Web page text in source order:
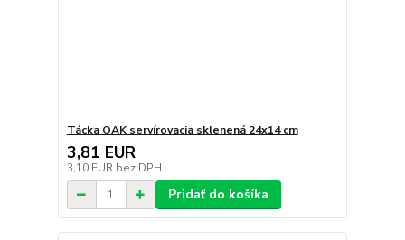
Tácka OAK servírovacia sklenená 24x14 cm
3,81 EUR
3,10 EUR bez DPH
Pridať do košíka